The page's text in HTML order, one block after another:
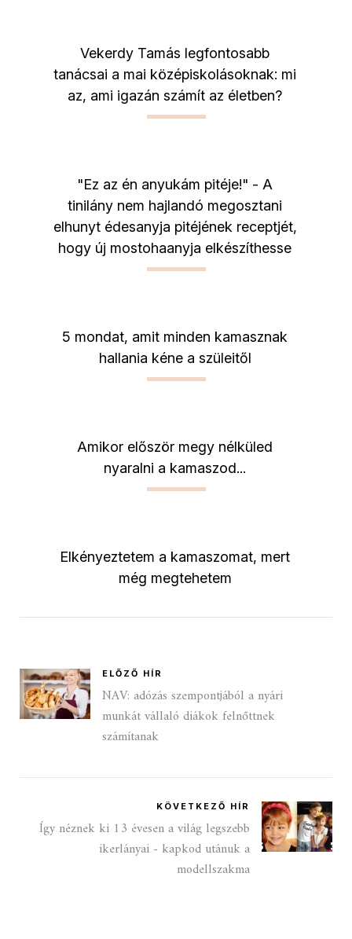
Vekerdy Tamás legfontosabb
tanácsai a mai középiskolásoknak: mi
az, ami igazán számít az életben?
"Ez az én anyukám pitéje!" - A
tinilány nem hajlandó megosztani
elhunyt édesanyja pitéjének receptjét,
hogy új mostohaanyja elkészíthesse
5 mondat, amit minden kamasznak
hallania kéne a szüleitől
Amikor először megy nélküled
nyaralni a kamaszod...
Elkényeztetem a kamaszomat, mert
még megtehetem
ELŐZŐ HÍR
NAV: adózás szempontjából a nyári
munkát vállaló diákok felnőttnek
számítanak
KÖVETKEZŐ HÍR
Így néznek ki 13 évesen a világ legszebb
ikerlányai - kapkod utánuk a
modellszakma